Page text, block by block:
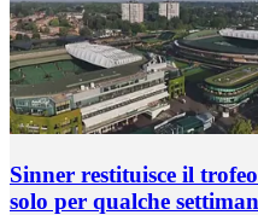
Sinner restituisce il
solo per qualche